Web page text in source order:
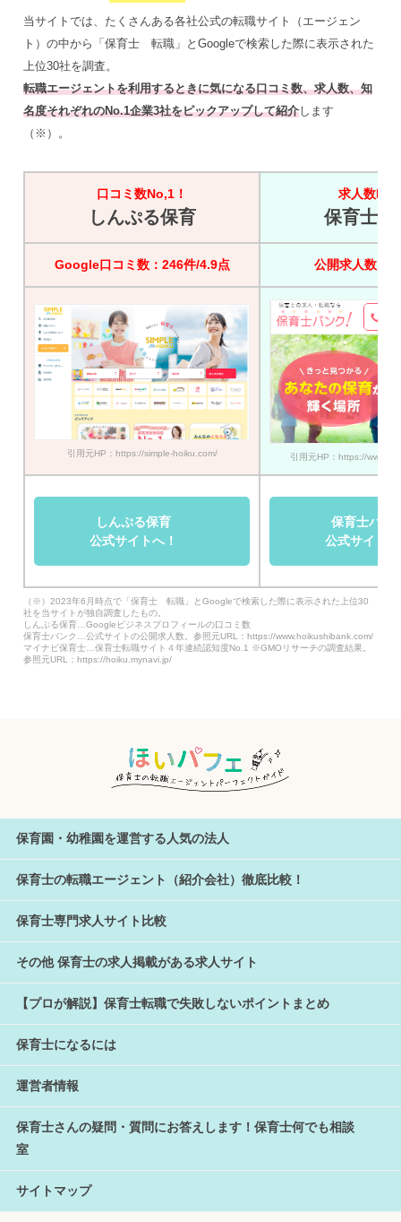
当サイトでは、たくさんある各社公式の転職サイト（エージェン
ト）の中から「保育士 転職」とGoogleで検索した際に表示された
上位30社を調査。
転職エージェントを利用するときに気になる口コミ数、求人数、知
名度それぞれのNo.1企業3社をピックアップして紹介します
（※）。
口コミ数No,1！
しんぷる保育
求人数
保育士バ
Google口コミ数：246件/4.9点 公開求人数：
引用元HP：https://simple-hoiku.com/ 引用元HP：https://
しんぷる保育
公式サイトへ！
保育士バン
公式サイト
（※）2023年6月時点で「保育士 転職」とGoogleで検索した際に表示された上位30
社を当サイトが独自調査したもの。
しんぷる保育…Googleビジネスプロフィールの口コミ数
保育士バンク…公式サイトの公開求人数。参照元URL：https://www.hoikushibank.com/
マイナビ保育士…保育士転職サイト４年連続認知度No.1 ※GMOリサーチの調査結果。
参照元URL：https://hoiku.mynavi.jp/
保育園・幼稚園を運営する人気の法人
保育士の転職エージェント（紹介会社）徹底比較！
保育士専門求人サイト比較
その他 保育士の求人掲載がある求人サイト
【プロが解説】保育士転職で失敗しないポイントまとめ
保育士になるには
運営者情報
保育士さんの疑問・質問にお答えします！保育士何でも相談
室
サイトマップ